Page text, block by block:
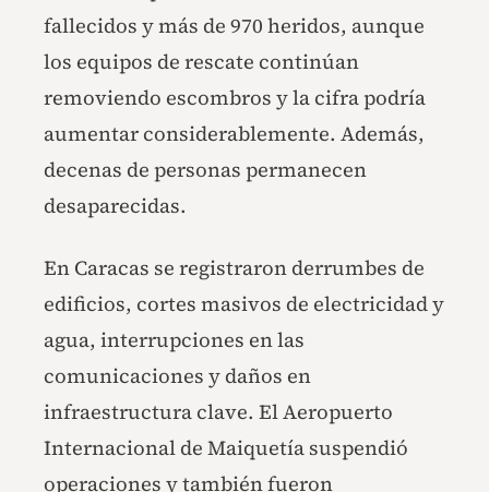
fallecidos y más de 970 heridos, aunque
los equipos de rescate continúan
removiendo escombros y la cifra podría
aumentar considerablemente. Además,
decenas de personas permanecen
desaparecidas.
En Caracas se registraron derrumbes de
edificios, cortes masivos de electricidad y
agua, interrupciones en las
comunicaciones y daños en
infraestructura clave. El Aeropuerto
Internacional de Maiquetía suspendió
operaciones y también fueron